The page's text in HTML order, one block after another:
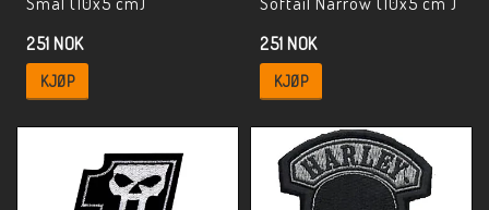
251 NOK
KJØP
251 NOK
KJØP